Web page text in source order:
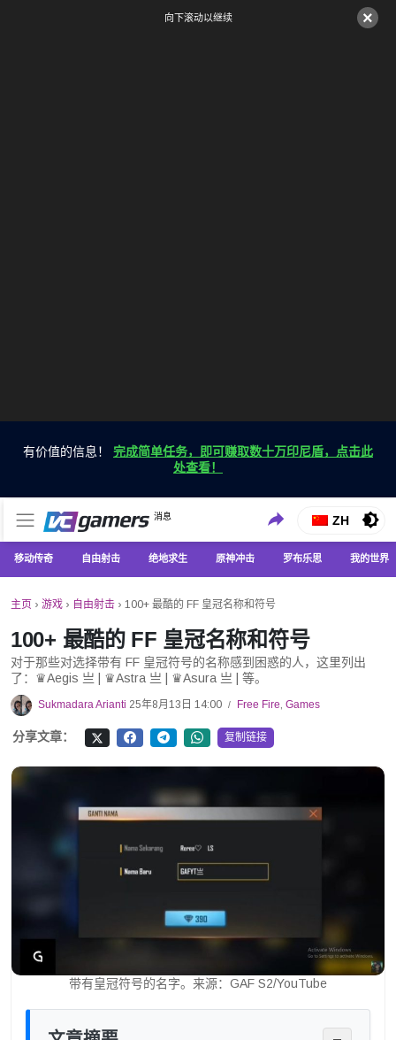
×
向下滚动以继续
有价值的信息！ 完成简单任务，即可赚取数十万印尼盾，点击此
处查看！
VC游戏新闻
消息
仅在 VCGamers 获取最新的游戏新闻
ZH
移动传奇 自由射击 绝地求生 原神冲击 罗布乐思 我的世界
主页 › 游戏 › 自由射击 › 100+ 最酷的 FF 皇冠名称和符号
100+ 最酷的 FF 皇冠名称和符号
对于那些对选择带有 FF 皇冠符号的名称感到困惑的人，这里列出
了：♛Aegis 亗 | ♛Astra 亗 | ♛Asura 亗 | 等。
Sukmadara Arianti 25年8月13日 14:00 / Free Fire, Games
分享文章： 复制链接
带有皇冠符号的名字。来源：GAF S2/YouTube